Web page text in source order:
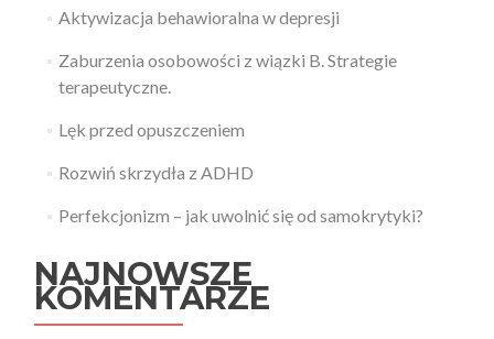
Aktywizacja behawioralna w depresji
Zaburzenia osobowości z wiązki B. Strategie
terapeutyczne.
Lęk przed opuszczeniem
Rozwiń skrzydła z ADHD
Perfekcjonizm – jak uwolnić się od samokrytyki?
NAJNOWSZE
KOMENTARZE